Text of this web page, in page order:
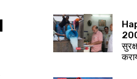
200